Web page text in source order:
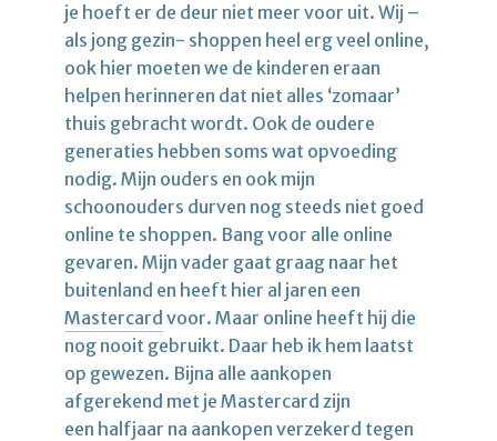
je hoeft er de deur niet meer voor uit. Wij –
als jong gezin- shoppen heel erg veel online,
ook hier moeten we de kinderen eraan
helpen herinneren dat niet alles ‘zomaar’
thuis gebracht wordt. Ook de oudere
generaties hebben soms wat opvoeding
nodig. Mijn ouders en ook mijn
schoonouders durven nog steeds niet goed
online te shoppen. Bang voor alle online
gevaren. Mijn vader gaat graag naar het
buitenland en heeft hier al jaren een
Mastercard voor. Maar online heeft hij die
nog nooit gebruikt. Daar heb ik hem laatst
op gewezen. Bijna alle aankopen
afgerekend met je Mastercard zijn
een halfjaar na aankopen verzekerd tegen